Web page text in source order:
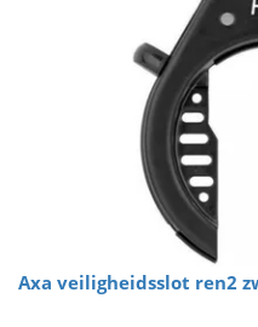
Axa veiligheidsslot ren2